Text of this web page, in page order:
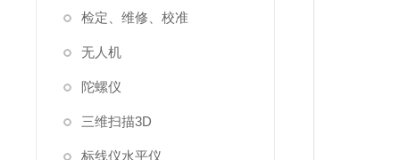
检定、维修、校准
无人机
陀螺仪
三维扫描3D
标线仪水平仪